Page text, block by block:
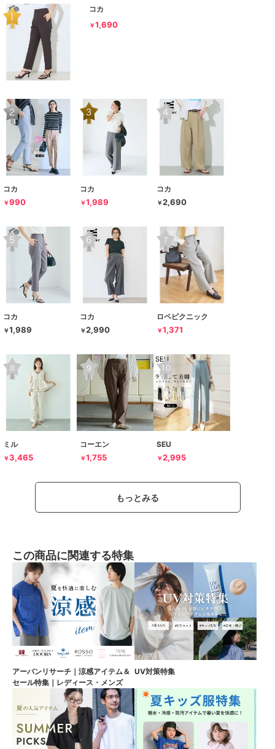
コカ
￥1,690
コカ
￥990
コカ
￥1,989
コカ
￥2,690
コカ
￥1,989
コカ
￥2,990
ロペピクニック
￥1,371
ミル
￥3,465
コーエン
￥1,755
SEU
￥2,995
もっとみる
この商品に関連する特集
アーバンリサーチ｜涼感アイテム＆
セール特集｜レディース・メンズ
UV対策特集